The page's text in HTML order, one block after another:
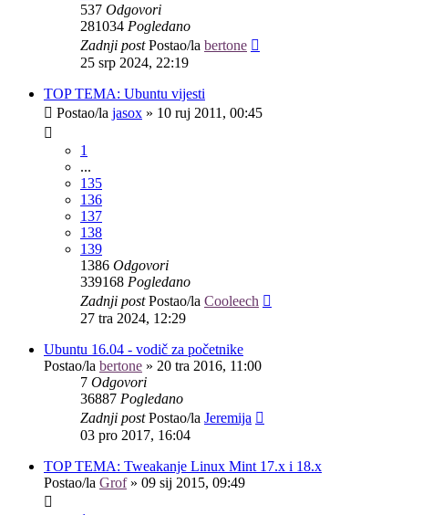
537 Odgovori
281034 Pogledano
Zadnji postPostao/la bertone
25 srp 2024, 22:19
TOP TEMA: Ubuntu vijesti
Postao/la jasox » 10 ruj 2011, 00:45
1
...
135
136
137
138
139
1386 Odgovori
339168 Pogledano
Zadnji postPostao/la Cooleech
27 tra 2024, 12:29
Ubuntu 16.04 - vodič za početnike
Postao/la bertone » 20 tra 2016, 11:00
7 Odgovori
36887 Pogledano
Zadnji postPostao/la Jeremija
03 pro 2017, 16:04
TOP TEMA: Tweakanje Linux Mint 17.x i 18.x
Postao/la Grof» 09 sij 2015, 09:49